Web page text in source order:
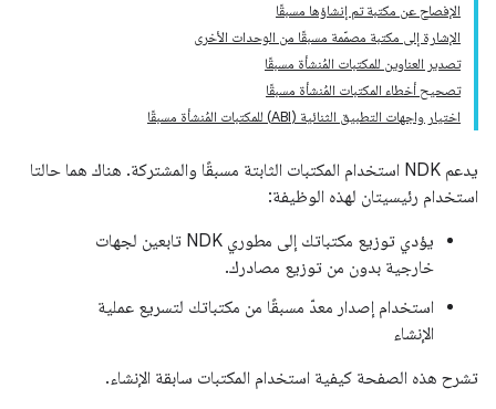
الإفصاح عن مكتبة تم إنشاؤها مسبقًا
الإشارة إلى مكتبة مصمّمة مسبقًا من الوحدات الأخرى
تصدير العناوين للمكتبات المُنشأة مسبقًا
تصحيح أخطاء المكتبات المُنشأة مسبقًا
اختيار واجهات التطبيق الثنائية (ABI) للمكتبات المُنشأة مسبقًا
يدعم NDK استخدام المكتبات الثابتة مسبقًا والمشتركة. هناك هما حالتا
استخدام رئيسيتان لهذه الوظيفة:
يؤدي توزيع مكتباتك إلى مطوري NDK تابعين لجهات
خارجية بدون من توزيع مصادرك.
استخدام إصدار معدّ مسبقًا من مكتباتك لتسريع عملية
الإنشاء
تشرح هذه الصفحة كيفية استخدام المكتبات سابقة الإنشاء.